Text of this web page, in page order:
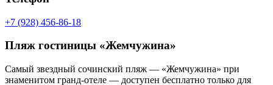
+7 (928) 456-86-18
Пляж гостиницы «Жемчужина»
Самый звездный сочинский пляж — «Жемчужина» при
знаменитом гранд-отеле — доступен бесплатно только для